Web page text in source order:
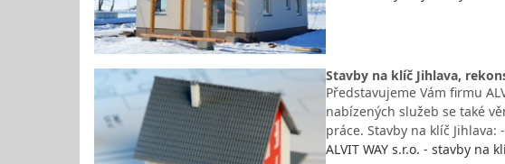
Stavby na klíč Jihlava,
Představujeme Vám firmu
nabízených služeb se také
práce. Stavby na klíč
ALVIT WAY s.r.o. - stavby na